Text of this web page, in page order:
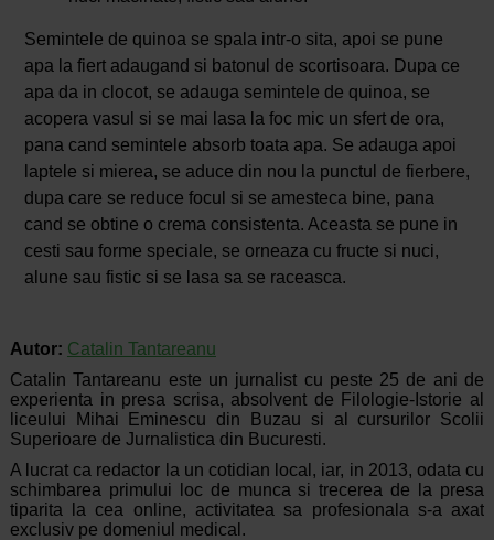
Semintele de quinoa se spala intr-o sita, apoi se pune
apa la fiert adaugand si batonul de scortisoara. Dupa ce
apa da in clocot, se adauga semintele de quinoa, se
acopera vasul si se mai lasa la foc mic un sfert de ora,
pana cand semintele absorb toata apa. Se adauga apoi
laptele si mierea, se aduce din nou la punctul de fierbere,
dupa care se reduce focul si se amesteca bine, pana
cand se obtine o crema consistenta. Aceasta se pune in
cesti sau forme speciale, se orneaza cu fructe si nuci,
alune sau fistic si se lasa sa se raceasca.
Autor: Catalin Tantareanu
Catalin Tantareanu este un jurnalist cu peste 25 de ani de
experienta in presa scrisa, absolvent de Filologie-Istorie al
liceului Mihai Eminescu din Buzau si al cursurilor Scolii
Superioare de Jurnalistica din Bucuresti.
A lucrat ca redactor la un cotidian local, iar, in 2013, odata cu
schimbarea primului loc de munca si trecerea de la presa
tiparita la cea online, activitatea sa profesionala s-a axat
exclusiv pe domeniul medical.